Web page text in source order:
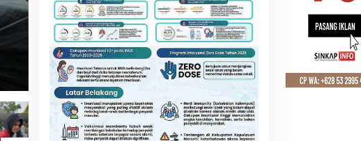
Komdigi Putus Akses
Terkait Konten Deepfake
12 Januari 2026